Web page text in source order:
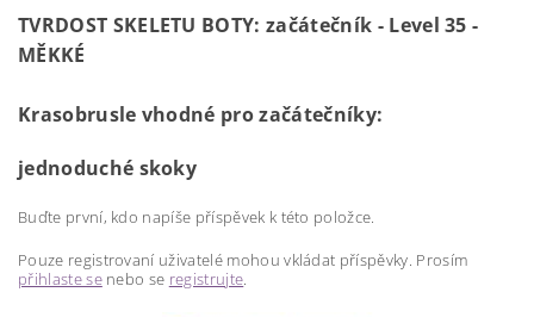
TVRDOST SKELETU BOTY: začátečník - Level 35 -
MĚKKÉ
Krasobrusle vhodné pro začátečníky:
jednoduché skoky
Buďte první, kdo napíše příspěvek k této položce.
Pouze registrovaní uživatelé mohou vkládat příspěvky. Prosím
přihlaste senebo se registrujte.